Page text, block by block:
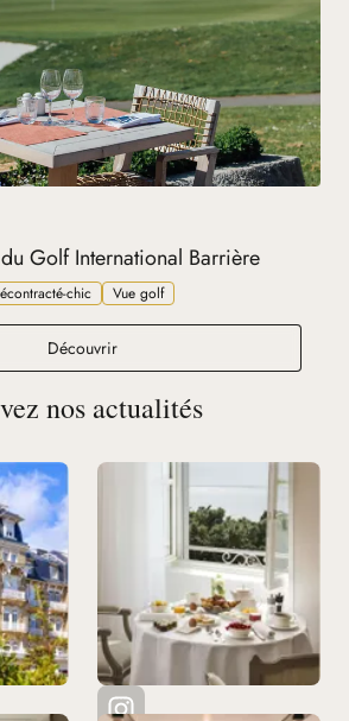
Golf International Barrière
chic Vue golf
DécouvrirLe Club House du Golf
nos actualités